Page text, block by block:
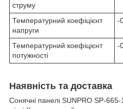
струму
Температурний коефіцієнт
напруги
-
Температурний коефіцієнт
потужності
-
Наявність та доставка
Сонячні панелі SUNPRO SP-665-